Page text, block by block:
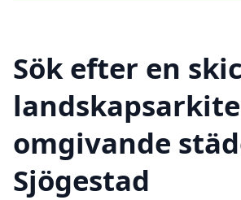
Sök efter en
omgivande
Sjögestad